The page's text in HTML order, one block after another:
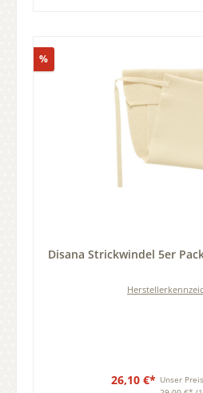
%Rabatt
Disana Strickwindel 5er
26,10 €* Unser